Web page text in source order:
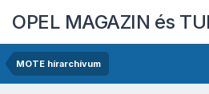
OPEL MAGAZIN és
MOTE hírarchívum